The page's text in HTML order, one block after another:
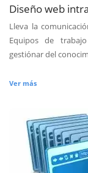
Diseño web
Lleva la
Equipos de
gestiónar del
Ver más